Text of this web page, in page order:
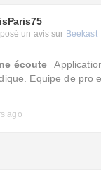
un avis sur Beekast
écoute
Equipe de pro
ago